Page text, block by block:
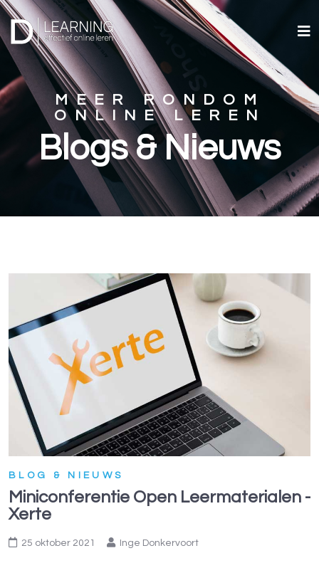
MEER RONDOM
ONLINE LEREN
Blogs & Nieuws
BLOG & NIEUWS
Miniconferentie Open Leermaterialen -
Xerte
Inge Donkervoort
25 oktober 2021